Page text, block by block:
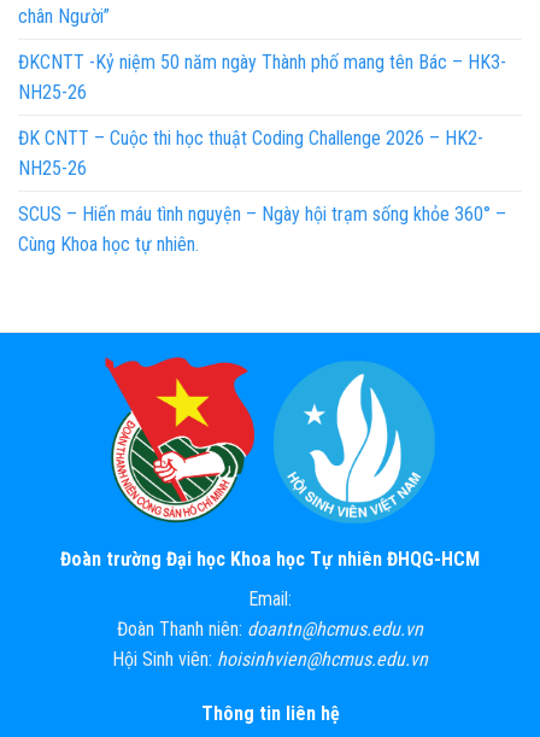
chân Người”
ĐKCNTT -Kỷ niệm 50 năm ngày Thành phố mang tên Bác – HK3-
NH25-26
ĐK CNTT – Cuộc thi học thuật Coding Challenge 2026 – HK2-
NH25-26
SCUS – Hiến máu tình nguyện – Ngày hội trạm sống khỏe 360° –
Cùng Khoa học tự nhiên.
Đoàn trường Đại học Khoa học Tự nhiên ĐHQG-HCM
Email:
Đoàn Thanh niên: doantn@hcmus.edu.vn
Hội Sinh viên: hoisinhvien@hcmus.edu.vn
Thông tin liên hệ